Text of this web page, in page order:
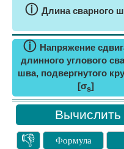
ⓘ Длина сварного
ⓘ Напряжение
длинного углового
шва, подвергнутого
[σs]
👎 Формула